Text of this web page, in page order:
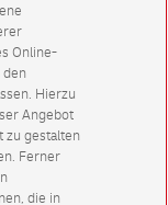
Online-
Hierzu
Angebot
zu gestalten
Ferner
die in